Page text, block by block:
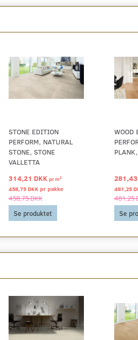
STONE EDITION
PERFORM, NATURAL
STONE, STONE
VALLETTA
314,21 DKK prm2
458,75 DKK pr pakke
458,75 DKK
Se produktet
WOOD
281,43
481,25
481,25
Se